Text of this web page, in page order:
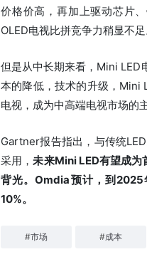
价格价高，再加上驱动芯片
OLED电视比拼竞争力稍显不足
但是从中长期来看，Mini LED
本的降低，技术的升级，Mini
电视，成为中高端电视市场的主
Gartner报告指出，与传统
采用，未来Mini LED有望成
背光。Omdia预计，到
10%。
#市场 #成本